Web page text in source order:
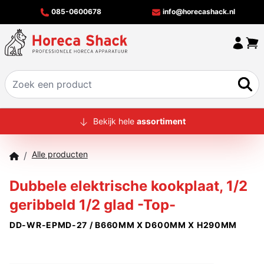
085-0600678 info@horecashack.nl
HOME
MERKEN
OFFERTECHECKER
CONTACT
Bekijk hele assortiment
/ Alle producten
Dubbele elektrische kookplaat, 1/2
geribbeld 1/2 glad -Top-
DD-WR-EPMD-27 / B660MM X D600MM X H290MM